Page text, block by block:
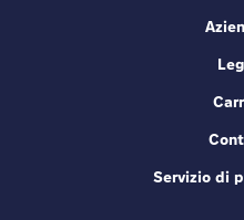
Servizio di